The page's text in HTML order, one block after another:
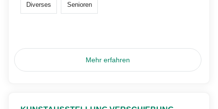
Diverses Senioren
Mehr erfahren